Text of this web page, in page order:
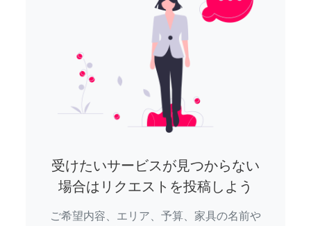
受けたいサービスが見つからない
場合はリクエストを投稿しよう
ご希望内容、エリア、予算、家具の名前や